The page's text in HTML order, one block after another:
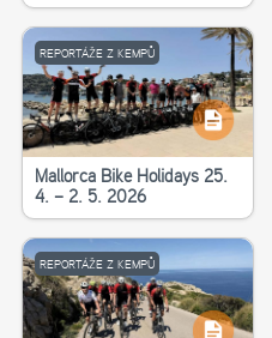
REPORTÁŽE Z KEMPŮ
Mallorca Bike Holidays 25.
4. – 2. 5. 2026
REPORTÁŽE Z KEMPŮ